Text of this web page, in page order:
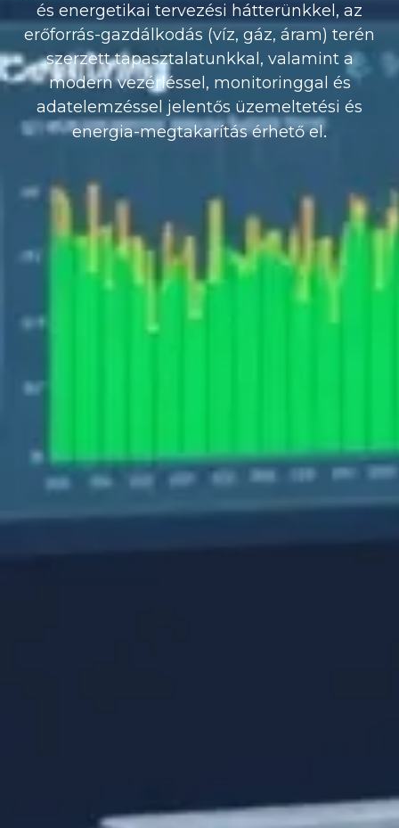
és energetikai tervezési hátterünkkel, az
erőforrás-gazdálkodás (víz, gáz, áram) terén
szerzett tapasztalatunkkal, valamint a
modern vezérléssel, monitoringgal és
adatelemzéssel jelentős üzemeltetési és
energia-megtakarítás érhető el.